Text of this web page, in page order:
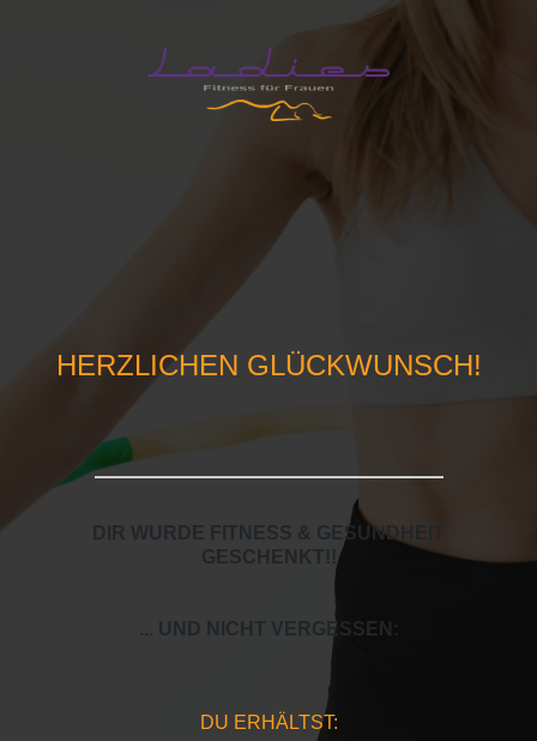
HERZLICHEN GLÜCKWUNSCH!
DIR WURDE FITNESS & GESUNDHEIT
GESCHENKT!
... UND NICHT VERGESSEN:
DU ERHÄLTST: